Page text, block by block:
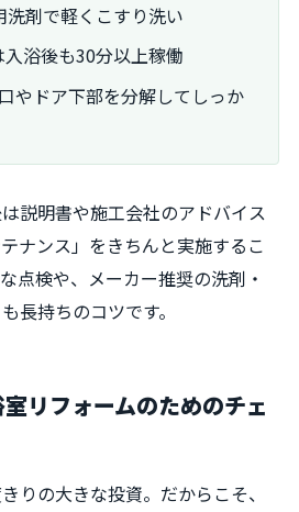
剤で軽くこすり洗い
浴後も30分以上稼働
やドア下部を分解してしっか
説明書や施工会社のアドバイス
ナンス」をきちんと実施するこ
点検や、メーカー推奨の洗剤・
長持ちのコツです。
リフォームのためのチェ
りの大きな投資。だからこそ、